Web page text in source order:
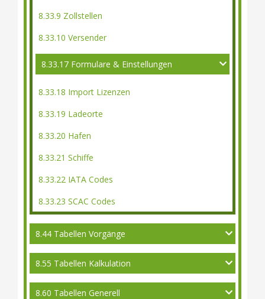
8.33.9 Zollstellen
8.33.10 Versender
8.33.17 Formulare & Einstellungen
8.33.18 Import Lizenzen
8.33.19 Ladeorte
8.33.20 Hafen
8.33.21 Schiffe
8.33.22 IATA Codes
8.33.23 SCAC Codes
8.44 Tabellen Vorgänge
8.55 Tabellen Kalkulation
8.60 Tabellen Generell